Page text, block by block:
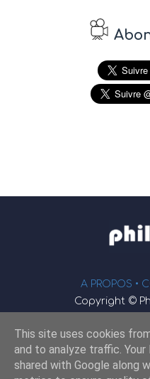
A PROPOS •
Copyright ©
This site uses cookies
and to analyze traffic.
shared with Google along